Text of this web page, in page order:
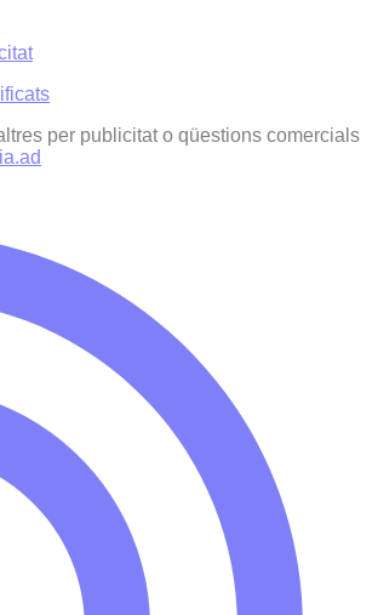
per publicitat o qüestions comercials